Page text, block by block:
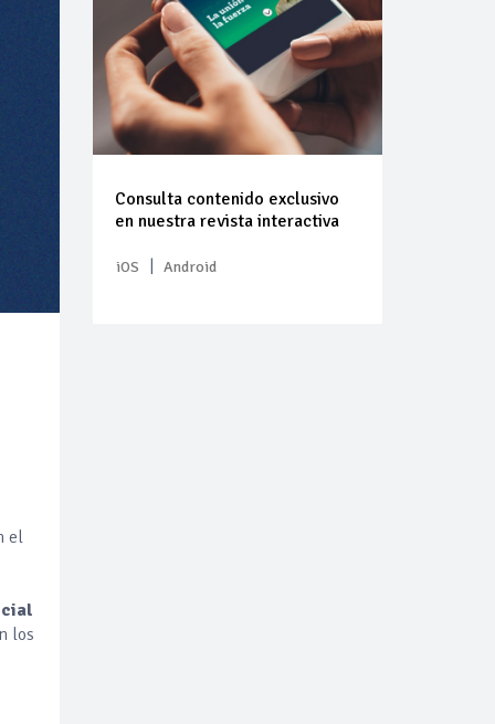
el
los
Consulta contenido exclusivo
en nuestra revista interactiva
iOS | Android